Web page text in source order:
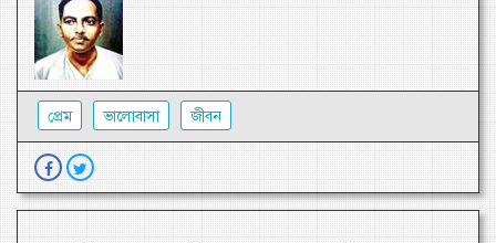
প্রেম ভালোবাসা জীবন